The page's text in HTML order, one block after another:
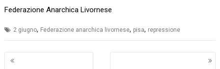
Federazione Anarchica Livornese
2 giugno, Federazione anarchica livornese, pisa, repressione
Navigazione